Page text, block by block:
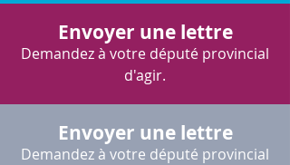
Envoyer une lettre
Demandez à votre député provincial
d'agir.
Envoyer une lettre
Demandez à votre député provincial